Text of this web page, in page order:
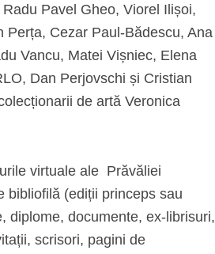
Pavel Gheo, Viorel Ilișoi,
Cezar Paul-Bădescu, Ana
Vancu, Matei Vișniec, Elena
Dan Perjovschi și Cristian
de artă Veronica
virtuale ale Prăvăliei
bibliofilă (ediții princeps sau
diplome, documente, ex-librisuri,
scrisori, pagini de